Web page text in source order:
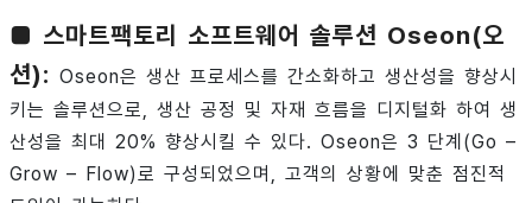
■ 스마트팩토리 소프트웨어 솔루션 Oseon(오
션): Oseon은 생산 프로세스를 간소화하고 생산성을 향상시
키는 솔루션으로, 생산 공정 및 자재 흐름을 디지털화 하여 생
산성을 최대 20% 향상시킬 수 있다. Oseon은 3 단계(Go –
Grow – Flow)로 구성되었으며, 고객의 상황에 맞춘 점진적